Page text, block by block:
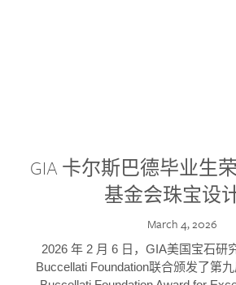
GIA 卡尔斯巴德毕业生
基金会珠宝设
March 4, 2026
2026 年 2 月 6 日，GIA美国宝石研
Buccellati Foundation联合颁发了第